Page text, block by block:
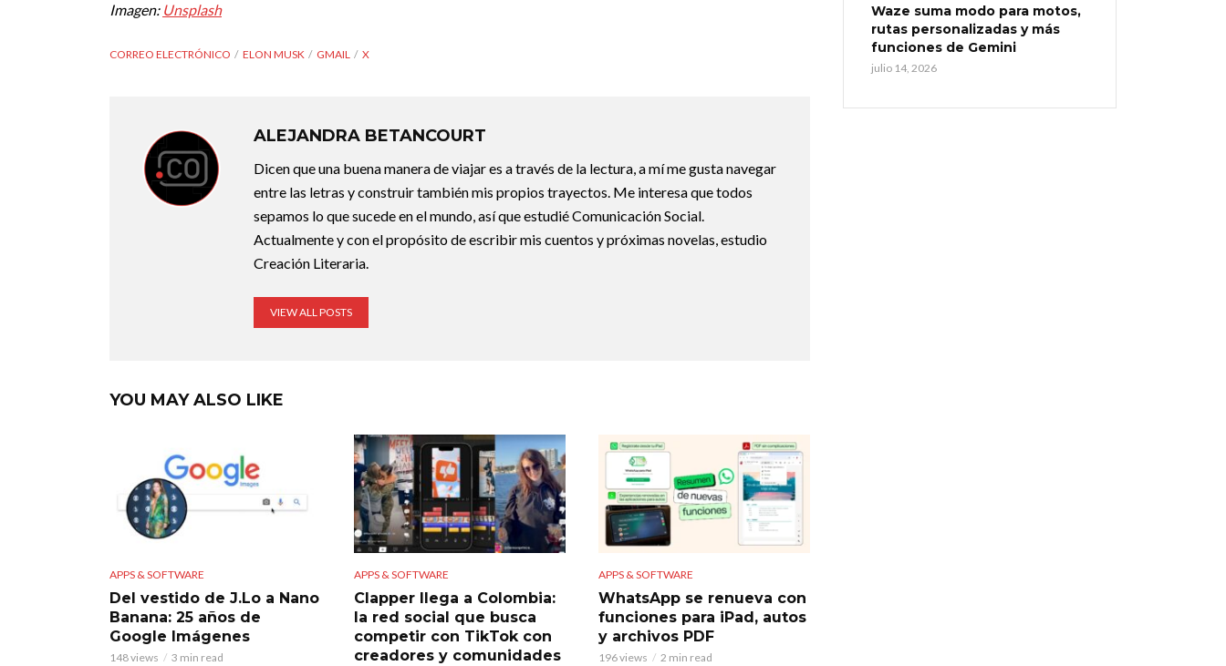
Imagen: Unsplash
CORREO ELECTRÓNICO ELON MUSK GMAIL X
ALEJANDRA BETANCOURT
Dicen que una buena manera de viajar es a través de la lectura, a mí me gusta navegar
entre las letras y construir también mis propios trayectos. Me interesa que todos
sepamos lo que sucede en el mundo, así que estudié Comunicación Social.
Actualmente y con el propósito de escribir mis cuentos y próximas novelas, estudio
Creación Literaria.
VIEW ALL POSTS
YOU MAY ALSO LIKE
APPS & SOFTWARE
Del vestido de J.Lo a Nano
Banana: 25 años de
Google Imágenes
148 views 3 min read
APPS & SOFTWARE
Clapper llega a Colombia:
la red social que busca
competir con TikTok con
creadores y comunidades
APPS & SOFTWARE
WhatsApp se renueva con
funciones para iPad, autos
y archivos PDF
196 views 2 min read
Waze suma modo para motos,
rutas personalizadas y más
funciones de Gemini
julio 14, 2026